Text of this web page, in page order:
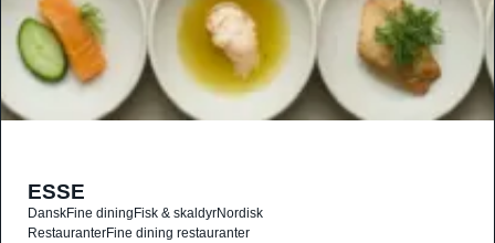
ESSE
DanskFine diningFisk & skaldyrNordisk
RestauranterFine dining restauranter